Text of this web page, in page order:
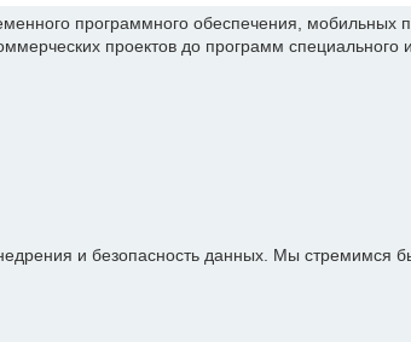
программного обеспечения, мобильных
проектов до программ специального и
и безопасность данных. Мы стремимся